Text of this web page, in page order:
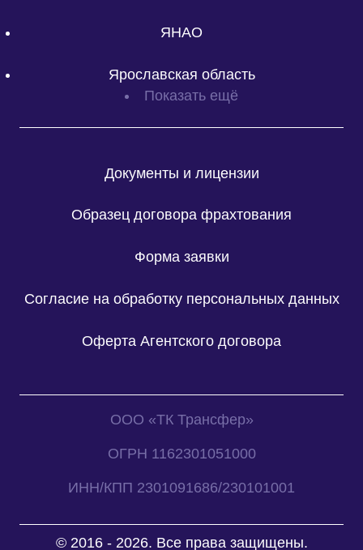
ЯНАО
Ярославская область
Показать ещё
Документы и лицензии
Образец договора фрахтования
Форма заявки
Согласие на обработку персональных данных
Оферта Агентского договора
ООО «ТК Трансфер»
ОГРН 1162301051000
ИНН/КПП 2301091686/230101001
© 2016 - 2026. Все права защищены.